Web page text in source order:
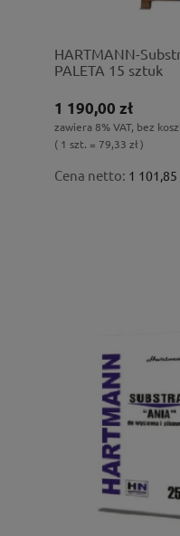
HARTMANN-
PALETA 15 sztuk
1 190,00 zł
zawiera 8% VAT, bez
( 1 szt. = 79,33 zł )
Cena netto: 1 101,85